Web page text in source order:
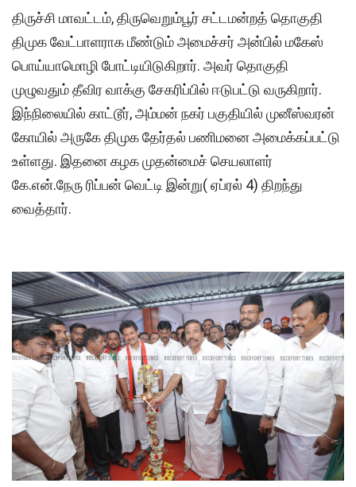
திருச்சி மாவட்டம், திருவெறும்பூர் சட்டமன்றத் தொகுதி
திமுக வேட்பாளராக மீண்டும் அமைச்சர் அன்பில் மகேஸ்
பொய்யாமொழி போட்டியிடுகிறார். அவர் தொகுதி
முழுவதும் தீவிர வாக்கு சேகரிப்பில் ஈடுபட்டு வருகிறார்.
இந்நிலையில் காட்டூர், அம்மன் நகர் பகுதியில் முனீஸ்வரன்
கோயில் அருகே திமுக தேர்தல் பணிமனை அமைக்கப்பட்டு
உள்ளது. இதனை கழக முதன்மைச் செயலாளர்
கே.என்.நேரு ரிப்பன் வெட்டி இன்று( ஏப்ரல் 4) திறந்து
வைத்தார்.